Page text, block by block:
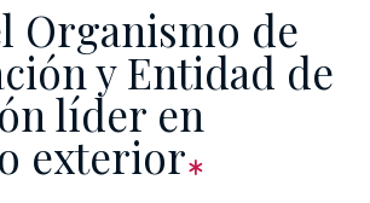
Organismo de
y Entidad de
líder en
exterior